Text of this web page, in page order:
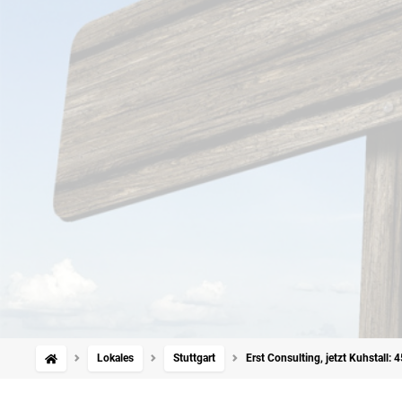
Lokales Stuttgart Erst Consulting, jetzt Kuhstall: